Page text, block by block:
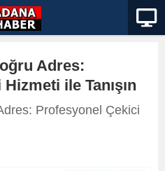
Adres:
ile Tanışın
Profesyonel Çekici